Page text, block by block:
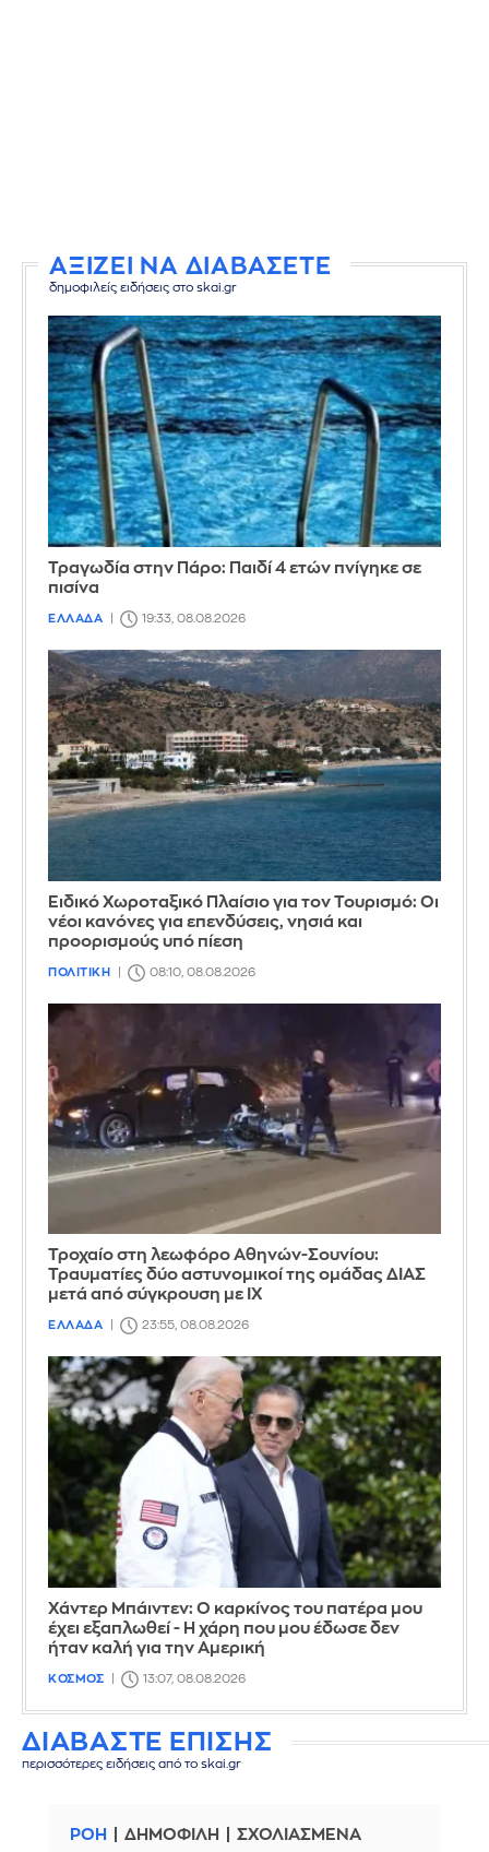
ΑΞΙΖΕΙ ΝΑ ΔΙΑΒΑΣΕΤΕ
δημοφιλείς ειδήσεις στο skai.gr
Τραγωδία στην Πάρο: Παιδί 4 ετών πνίγηκε σε
πισίνα
ΕΛΛΑΔΑ 19:33, 08.08.2026
Ειδικό Χωροταξικό Πλαίσιο για τον Τουρισμό: Οι
νέοι κανόνες για επενδύσεις, νησιά και
προορισμούς υπό πίεση
ΠΟΛΙΤΙΚΗ 08:10, 08.08.2026
Τροχαίο στη λεωφόρο Αθηνών-Σουνίου:
Τραυματίες δύο αστυνομικοί της ομάδας ΔΙΑΣ
μετά από σύγκρουση με ΙΧ
ΕΛΛΑΔΑ 23:55, 08.08.2026
Χάντερ Μπάιντεν: Ο καρκίνος του πατέρα μου
έχει εξαπλωθεί - Η χάρη που μου έδωσε δεν
ήταν καλή για την Αμερική
ΚΟΣΜΟΣ 13:07, 08.08.2026
ΔΙΑΒΑΣΤΕ ΕΠΙΣΗΣ
περισσότερες ειδήσεις από το skai.gr
ΡΟΗ ΔΗΜΟΦΙΛΗ ΣΧΟΛΙΑΣΜΕΝΑ